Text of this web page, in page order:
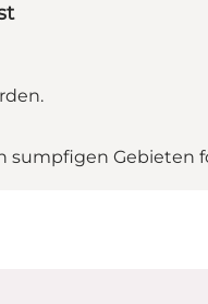
sumpfigen Gebieten